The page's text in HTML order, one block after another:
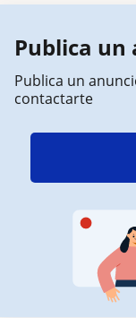
Publica un
Publica un
contactarte